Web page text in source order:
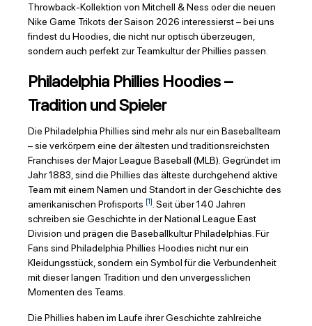
Throwback-Kollektion von Mitchell & Ness oder die neuen
Nike Game Trikots der Saison 2026 interessierst – bei uns
findest du Hoodies, die nicht nur optisch überzeugen,
sondern auch perfekt zur Teamkultur der Phillies passen.
Philadelphia Phillies Hoodies –
Tradition und Spieler
Die Philadelphia Phillies sind mehr als nur ein Baseballteam
– sie verkörpern eine der ältesten und traditionsreichsten
Franchises der Major League Baseball (MLB). Gegründet im
Jahr 1883, sind die Phillies das älteste durchgehend aktive
Team mit einem Namen und Standort in der Geschichte des
amerikanischen Profisports [1]. Seit über 140 Jahren
schreiben sie Geschichte in der National League East
Division und prägen die Baseballkultur Philadelphias. Für
Fans sind Philadelphia Phillies Hoodies nicht nur ein
Kleidungsstück, sondern ein Symbol für die Verbundenheit
mit dieser langen Tradition und den unvergesslichen
Momenten des Teams.
Die Phillies haben im Laufe ihrer Geschichte zahlreiche